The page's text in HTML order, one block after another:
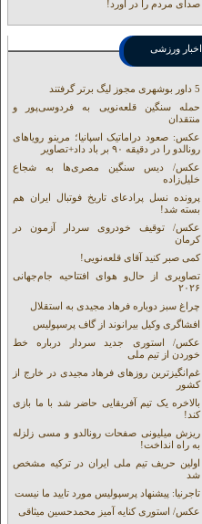
صدای مردم را در آورد!
اخبار ورزشی
5 داور بوشهری مجوز لیگ برتر گرفتند
حمله سنگین قلعه‌نویی به فردوسی‌پور و
منتقدان
عکس: صعود دراماتیک اسپانیا؛ مرینو رویاهای
رونالدو را در دقیقه ۹۰ بر باد داد+تصاویر
عکس/ دیس سنگین مصری‌ها به شجاع
خلیل‌زاده
پرونده نسل پرادعای تاریخ فوتبال ایران هم
بسته شد!
عکس/ توقیف خودروی سردار آزمون در
کرمان
کمی صبر کنید آقای قلعه‌نویی!
تصاویری از حال‌و هوای افتتاحیه جام‌جهانی
۲۰۲۶
چراغ سبز دوباره فرهاد مجیدی به استقلال
افشاگری وکیل بیرانوند از گاف‌ پرسپولیس
عکس/ استوری جدید سردار درباره خط
خوردن از تیم ملی
غم‌انگیزترین روزهای فرهاد مجیدی در خارج از
کشور
بالاخره یک تیم آفریقایی حاضر شد با ما بازی
کند!
ریزش میلیونی صفحات رونالدو و مسی زلزله
به راه انداخت!
اولین حریف تیم ملی ایران در ترکیه مشخص
شد
تاجرنیا: پیشنهاد پرسپولیس مورد تایید ما نیست
عکس/ استوری کنایه آمیز محمدحسین میثاقی